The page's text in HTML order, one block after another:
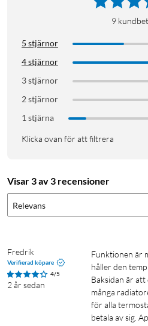
9
5 stjärnor
4 stjärnor
3 stjärnor
2 stjärnor
1 stjärna
Klicka ovan för att filtrera
Visar 3 av 3 recensioner
Relevans
Fredrik
Verifierad köpare
4/5
2 år sedan
Funktionen är mycket bra på dessa. Normalt
håller den
Baksidan är att
många
för alla
betala av sig.